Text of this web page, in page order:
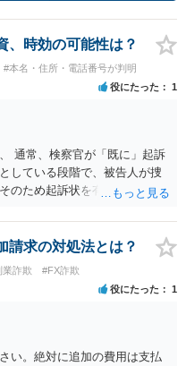
、時効の可能性は？
#本名・住所・電話番号が判明
役にたった 1
通常、検察官が「既に」起訴
している段階で、被告人が捜
のため起訴状を有効に送達で
はありません。 その意味で
ハードルが高いように見受け
定できているのであれば、民
請求等により、裁判所を通じ
結局は相手方に資力があるか
請求の対処法とは？
業詐欺 #FX詐欺
役にたった 1
い。絶対に追加の費用は支払